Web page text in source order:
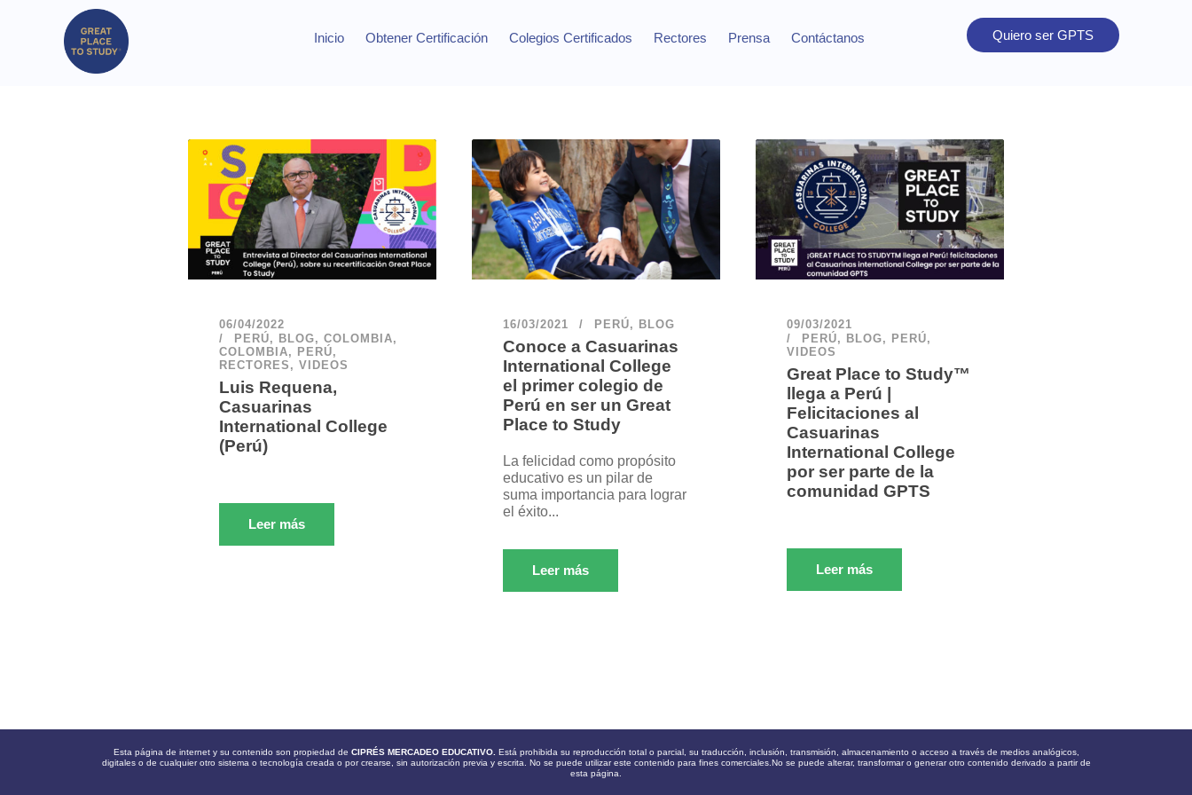
Inicio Obtener Certificación Colegios Certificados Rectores Prensa Contáctanos Quiero ser GPTS
06/04/2022
PERÚ, BLOG, COLOMBIA,
COLOMBIA, PERÚ,
RECTORES , VIDEOS
Luis Requena,
Casuarinas
International College
(Perú)
Leer más
16/03/2021 PERÚ, BLOG
Conoce a Casuarinas
International College
el primer colegio de
Perú en ser un Great
Place to Study
La felicidad como propósito
educativo es un pilar de
suma importancia para lograr
el éxito...
Leer más
09/03/2021
PERÚ, BLOG, PERÚ,
VIDEOS
Great Place to Study™
llega a Perú |
Felicitaciones al
Casuarinas
International College
por ser parte de la
comunidad GPTS
Leer más
Esta página de internet y su contenido son propiedad de CIPRÉS MERCADEO EDUCATIVO. Está prohibida su reproducción total o parcial, su traducción, inclusión, transmisión, almacenamiento o acceso a través de medios analógicos,
digitales o de cualquier otro sistema o tecnología creada o por crearse, sin autorización previa y escrita. No se puede utilizar este contenido para fines comerciales.No se puede alterar, transformar o generar otro contenido derivado a partir de
esta página.